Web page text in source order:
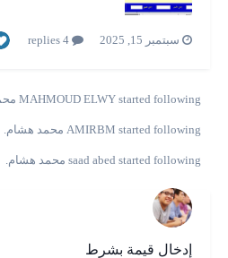
سبتمبر 15, 2025
MAHMOUD ELWY started following
AMIRBM started following محمد هشام.
saad abed started following محمد هشام.
إدخال قيمة بشرط